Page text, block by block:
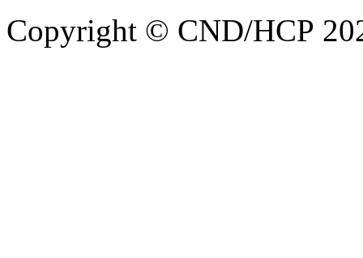
Copyright © CND/HCP